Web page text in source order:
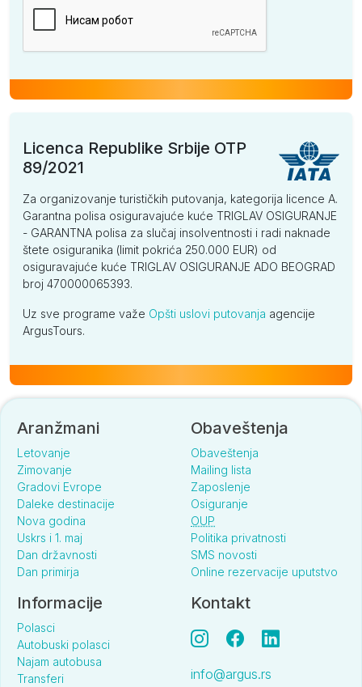
Licenca Republike Srbije OTP
89/2021
Za organizovanje turističkih putovanja, kategorija licence A.
Garantna polisa osiguravajuće kuće TRIGLAV OSIGURANJE
- GARANTNA polisa za slučaj insolventnosti i radi naknade
štete osiguranika (limit pokrića 250.000 EUR) od
osiguravajuće kuće TRIGLAV OSIGURANJE ADO BEOGRAD
broj 470000065393.
Uz sve programe važe Opšti uslovi putovanja agencije
ArgusTours.
Aranžmani
Letovanje
Zimovanje
Gradovi Evrope
Daleke destinacije
Nova godina
Uskrs i 1. maj
Dan državnosti
Dan primirja
Obaveštenja
Obaveštenja
Mailing lista
Zaposlenje
Osiguranje
OUP
Politika privatnosti
SMS novosti
Online rezervacije uputstvo
Informacije
Polasci
Autobuski polasci
Najam autobusa
Transferi
Kontakt
info@argus.rs